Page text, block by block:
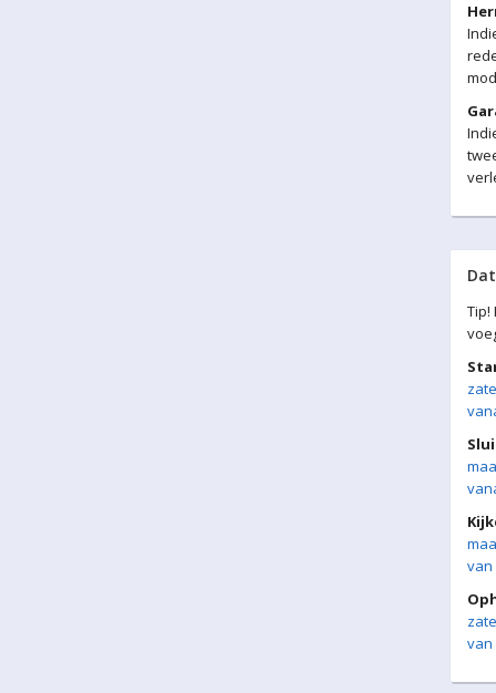
Tip!
van
van